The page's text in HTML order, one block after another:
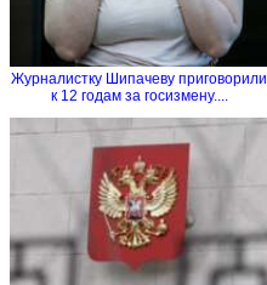
Журналистку Шипачеву приговорили
к 12 годам за госизмену....